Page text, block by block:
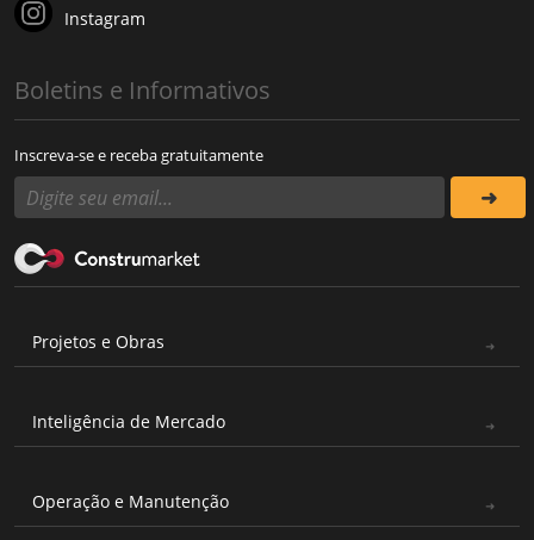
Instagram
Boletins e Informativos
Inscreva-se e receba gratuitamente
Projetos e Obras
Inteligência de Mercado
Operação e Manutenção